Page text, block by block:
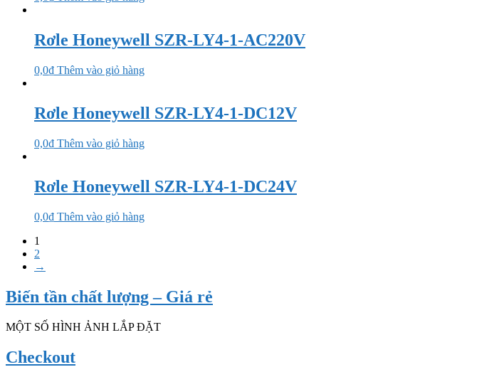
Rơle Honeywell SZR-LY4-1-AC220V
0,0₫ Thêm vào giỏ hàng
Rơle Honeywell SZR-LY4-1-DC12V
0,0₫ Thêm vào giỏ hàng
Rơle Honeywell SZR-LY4-1-DC24V
0,0₫ Thêm vào giỏ hàng
1
2
→
Biến tần chất lượng – Giá rẻ
MỘT SỐ HÌNH ẢNH LẮP ĐẶT
Checkout